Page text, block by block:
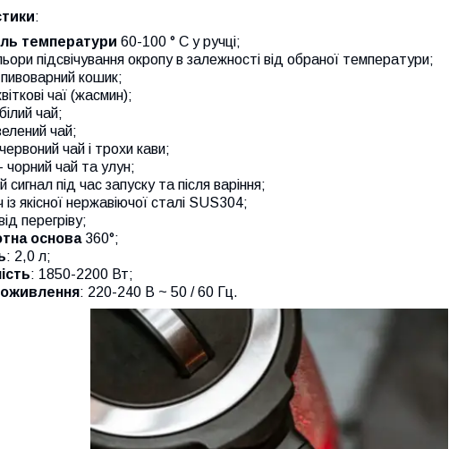
:
температури 60-100 ° С у ручці;
підсвічування окропу в залежності від обраної температури;
пивоварний кошик;
чаї (жасмин);
чай;
чай;
чай і трохи кави;
чорний чай та улун;
сигнал під час запуску та після варіння;
із якісної нержавіючої сталі SUS304;
перегріву;
основа 360°;
: 2,0 л;
: 1850-2200 Вт;
: 220-240 В ~ 50 / 60 Гц.